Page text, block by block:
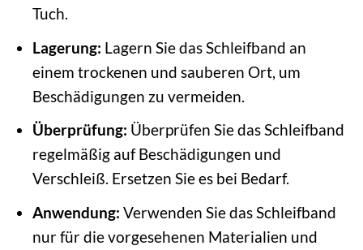
Tuch.
Lagerung: Lagern Sie das Schleifband an
einem trockenen und sauberen Ort, um
Beschädigungen zu vermeiden.
Überprüfung: Überprüfen Sie das Schleifband
regelmäßig auf Beschädigungen und
Verschleiß. Ersetzen Sie es bei Bedarf.
Anwendung: Verwenden Sie das Schleifband
nur für die vorgesehenen Materialien und